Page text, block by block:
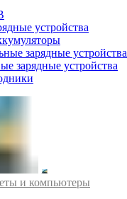
устройства
зарядные устройства
зарядные устройства
и компьютеры